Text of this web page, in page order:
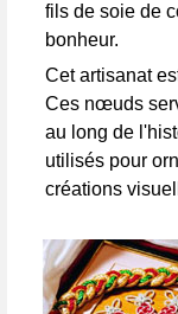
fils de soie de
bonheur.
Cet artisanat
Ces nœuds
au long de
utilisés pour
créations